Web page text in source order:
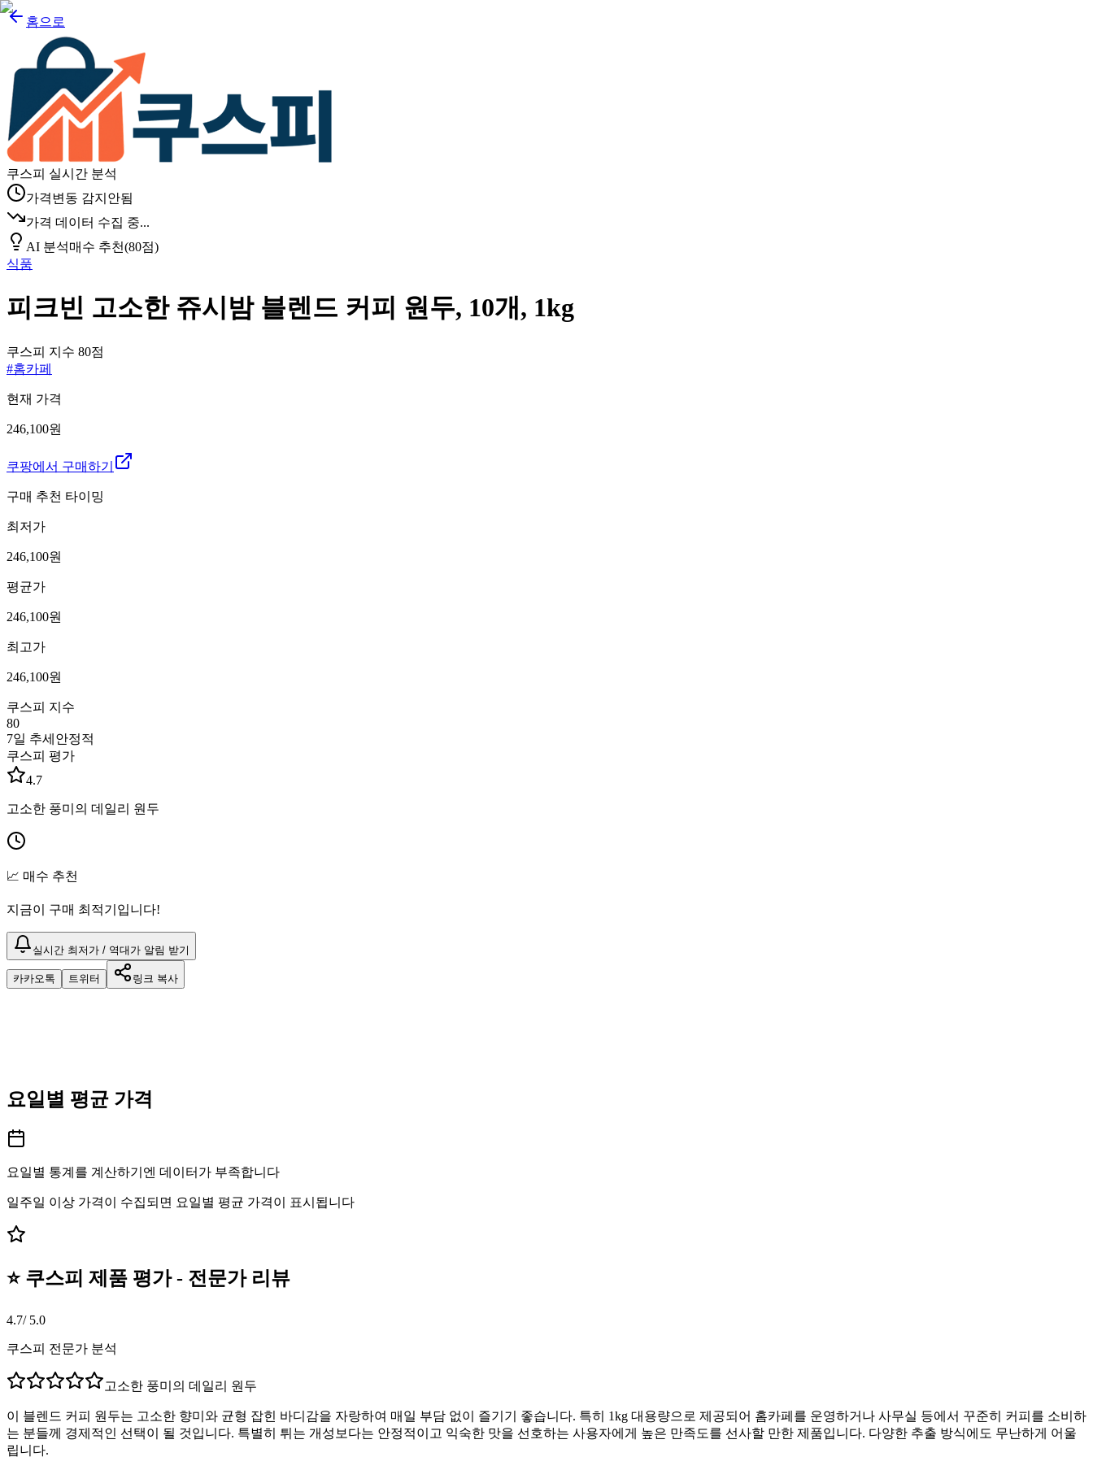
홈으로
쿠스피 실시간 분석
가격변동 감지안됨
가격 데이터 수집 중...
AI 분석매수 추천(80점)
식품
피크빈 고소한 쥬시밤 블렌드 커피 원두, 10개, 1kg
쿠스피 지수 80점
#홈카페
현재 가격
246,100원
쿠팡에서 구매하기
구매 추천 타이밍
최저가
246,100원
평균가
246,100원
최고가
246,100원
쿠스피 지수
80
7일 추세 안정적
쿠스피 평가
4.7
고소한 풍미의 데일리 원두
📈 매수 추천
지금이 구매 최적기입니다!
실시간 최저가 / 역대가 알림 받기
카카오톡 트위터 링크 복사
요일별 평균 가격
요일별 통계를 계산하기엔 데이터가 부족합니다
일주일 이상 가격이 수집되면 요일별 평균 가격이 표시됩니다
⭐ 쿠스피 제품 평가 - 전문가 리뷰
4.7/ 5.0
쿠스피 전문가 분석
고소한 풍미의 데일리 원두
이 블렌드 커피 원두는 고소한 향미와 균형 잡힌 바디감을 자랑하여 매일 부담 없이 즐기기 좋습니다. 특히 1kg 대용량으로 제공되어 홈카페를 운영하거나 사무실 등에서 꾸준히 커피를 소비하
는 분들께 경제적인 선택이 될 것입니다. 특별히 튀는 개성보다는 안정적이고 익숙한 맛을 선호하는 사용자에게 높은 만족도를 선사할 만한 제품입니다. 다양한 추출 방식에도 무난하게 어울
립니다.